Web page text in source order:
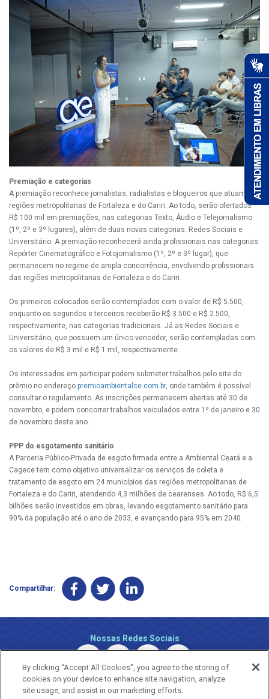
Premiação e categorias
A premiação reconhece jornalistas, radialistas e blogueiros que atuam nas
regiões metropolitanas de Fortaleza e do Cariri. Ao todo, serão ofertados
R$ 100 mil em premiações, nas categorias Texto, Áudio e Telejornalismo
(1º, 2º e 3º lugares), além de duas novas categorias: Redes Sociais e
Universitário. A premiação reconhecerá ainda profissionais nas categorias
Repórter Cinematográfico e Fotojornalismo (1º, 2º e 3º lugar), que
permanecem no regime de ampla concorrência, envolvendo profissionais
das regiões metropolitanas de Fortaleza e do Cariri.
Os primeiros colocados serão contemplados com o valor de R$ 5.500,
enquanto os segundos e terceiros receberão R$ 3.500 e R$ 2.500,
respectivamente, nas categorias tradicionais. Já as Redes Sociais e
Universitário, que possuem um único vencedor, serão contempladas com
os valores de R$ 3 mil e R$ 1 mil, respectivamente.
Os interessados em participar podem submeter trabalhos pelo site do
prêmio no endereço premioambientalce.com.br, onde também é possível
consultar o regulamento. As inscrições permanecem abertas até 30 de
novembro, e podem concorrer trabalhos veiculados entre 1º de janeiro e 30
de novembro deste ano.
PPP do esgotamento sanitário
A Parceria Público-Privada de esgoto firmada entre a Ambiental Ceará e a
Cagece tem como objetivo universalizar os serviços de coleta e
tratamento de esgoto em 24 municípios das regiões metropolitanas de
Fortaleza e do Cariri, atendendo 4,3 milhões de cearenses. Ao todo, R$ 6,5
bilhões serão investidos em obras, levando esgotamento sanitário para
90% da população até o ano de 2033, e avançando para 95% em 2040.
Compartilhar:
Nossas Redes Sociais
By clicking “Accept All Cookies”, you agree to the storing of
cookies on your device to enhance site navigation, analyze
site usage, and assist in our marketing efforts.